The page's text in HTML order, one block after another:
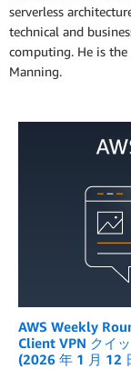
serverless
technical and
computing. He is
Manning.
AWS Weekly
Client VPN クイ
(2026 年 1 月 12